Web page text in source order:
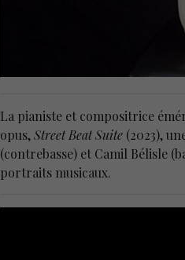
La pianiste et compositrice
opus,Street Beat Suite (2023),
(contrebasse) et Camil Bélisle
portraits musicaux.